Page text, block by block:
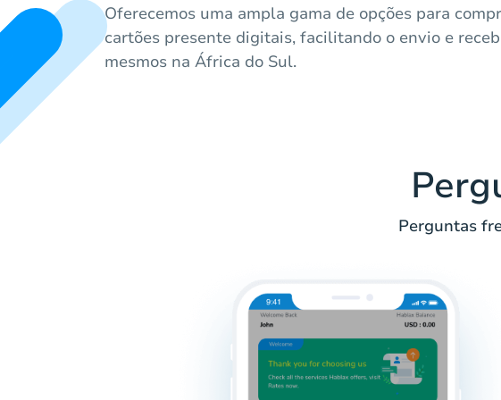
Oferecemos uma ampla gama de opções para
cartões presente digitais, facilitando o envio e
mesmos na África do Sul.
Perguntas